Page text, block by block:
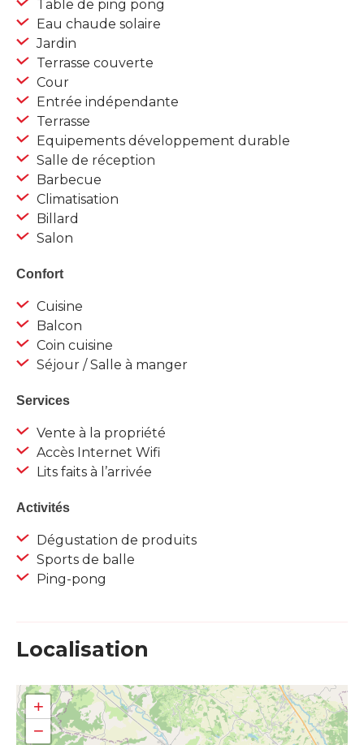
Table de ping pong
Eau chaude solaire
Jardin
Terrasse couverte
Cour
Entrée indépendante
Terrasse
Equipements développement durable
Salle de réception
Barbecue
Climatisation
Billard
Salon
Confort
Cuisine
Balcon
Coin cuisine
Séjour / Salle à manger
Services
Vente à la propriété
Accès Internet Wifi
Lits faits à l’arrivée
Activités
Dégustation de produits
Sports de balle
Ping-pong
Localisation
+
−